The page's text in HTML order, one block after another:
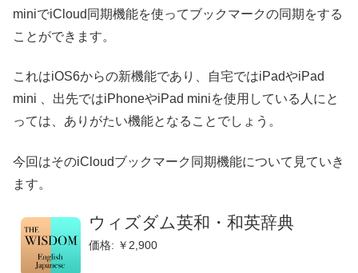
miniでiCloud同期機能を使ってブックマークの同期をする
ことができます。
これはiOS6からの新機能であり、自宅ではiPadやiPad
mini 、出先ではiPhoneやiPad miniを使用している人にと
っては、ありがたい機能となることでしょう。
今回はそのiCloudブックマーク同期機能について見ていき
ます。
ウィズダム英和・和英辞典
価格: ￥2,900